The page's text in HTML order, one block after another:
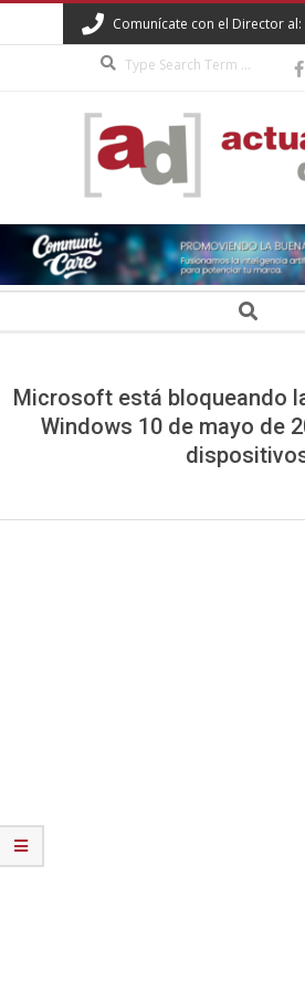
to
Comunícate con el Director al:
ACTUALIDAD
DIGITAL Search
Microsoft está bloqueando
Windows 10 de mayo de